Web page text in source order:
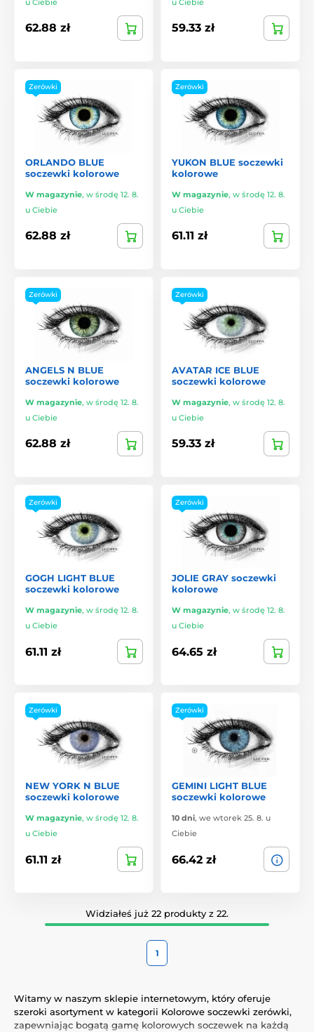
u Ciebie
62.88 zł
u Ciebie
59.33 zł
Zerówki
ORLANDO BLUE
soczewki kolorowe
W magazynie, w środę 12. 8.
u Ciebie
62.88 zł
Zerówki
YUKON BLUE soczewki
kolorowe
W magazynie, w środę 12. 8.
u Ciebie
61.11 zł
Zerówki
ANGELS N BLUE
soczewki kolorowe
W magazynie, w środę 12. 8.
u Ciebie
62.88 zł
Zerówki
AVATAR ICE BLUE
soczewki kolorowe
W magazynie, w środę 12. 8.
u Ciebie
59.33 zł
Zerówki
GOGH LIGHT BLUE
soczewki kolorowe
W magazynie, w środę 12. 8.
u Ciebie
61.11 zł
Zerówki
JOLIE GRAY soczewki
kolorowe
W magazynie, w środę 12. 8.
u Ciebie
64.65 zł
Zerówki
NEW YORK N BLUE
soczewki kolorowe
W magazynie, w środę 12. 8.
u Ciebie
61.11 zł
Zerówki
GEMINI LIGHT BLUE
soczewki kolorowe
10 dni, we wtorek 25. 8. u
Ciebie
66.42 zł
Widziałeś już 22 produkty z 22.
1
Witamy w naszym sklepie internetowym, który oferuje
szeroki asortyment w kategorii Kolorowe soczewki zerówki,
zapewniając bogatą gamę kolorowych soczewek na każdą